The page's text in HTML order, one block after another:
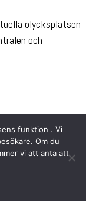
olycksplatsen
och
funktion . Vi
Om du
vi att anta att